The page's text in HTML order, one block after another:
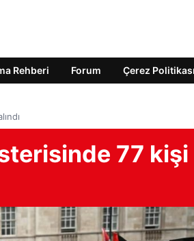
Rehberi Forum Çerez Politikası
77 kişi